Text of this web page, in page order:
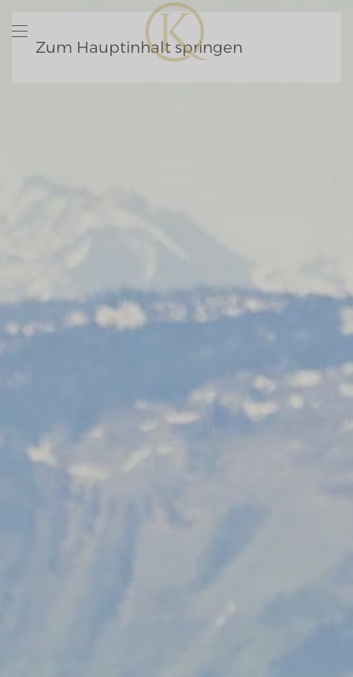
Zum Hauptinhalt springen